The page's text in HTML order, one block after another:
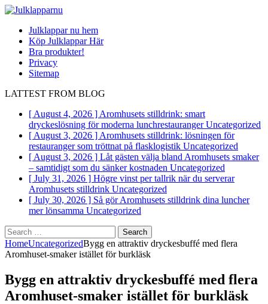
Julklappar nu hem
Köp Julklappar Här
Bra produkter!
Privacy
Sitemap
LATTEST FROM BLOG
[ August 4, 2026 ] Aromhusets stilldrink: smart
dryckeslösning för moderna lunchrestaurangerUncategorized
[ August 3, 2026 ] Aromhusets stilldrink: lösningen för
restauranger som tröttnat på flasklogistik Uncategorized
[ August 3, 2026 ] Låt gästen välja bland Aromhusets smaker
– samtidigt som du sänker kostnaden Uncategorized
[ July 31, 2026 ] Högre vinst per tallrik när du serverar
Aromhusets stilldrink Uncategorized
[ July 30, 2026 ] Så gör Aromhusets stilldrink dina luncher
mer lönsamma Uncategorized
Search
for:
HomeUncategorizedBygg en attraktiv dryckesbuffé med flera
Aromhuset-smaker istället för burkläsk
Bygg en attraktiv dryckesbuffé med flera
Aromhuset-smaker istället för burkläsk